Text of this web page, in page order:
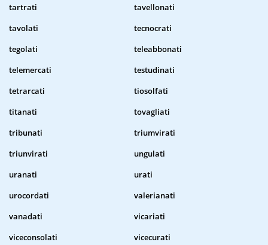
tartrati
tavellonati
tavolati
tecnocrati
tegolati
teleabbonati
telemercati
testudinati
tetrarcati
tiosolfati
titanati
tovagliati
tribunati
triumvirati
triunvirati
ungulati
uranati
urati
urocordati
valerianati
vanadati
vicariati
viceconsolati
vicecurati